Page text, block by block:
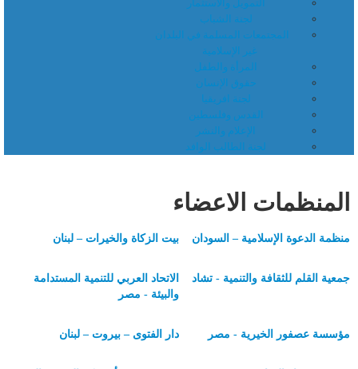
التمويل والاستثمار
لجنة الشباب
المجتمعات المسلمة في البلدان
غير الإسلامية
المرأة والطفل
حقوق الإنسان
لجنة افريقيا
القدس وفلسطين
الإعلام والنشر
لجنة الطالب الوافد
المنظمات الاعضاء
منظمة الدعوة الإسلامية – السودان بيت الزكاة والخيرات – لبنان
جمعية القلم للثقافة والتنمية - تشاد
الاتحاد العربي للتنمية المستدامة
والبيئة - مصر
مؤسسة عصفور الخيرية - مصر دار الفتوى – بيروت – لبنان